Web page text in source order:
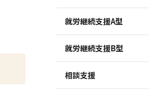
就労継続支援A型
就労継続支援B型
相談支援